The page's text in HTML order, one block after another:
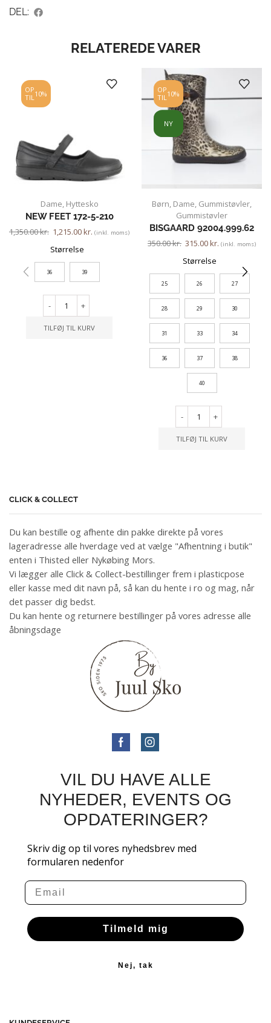
DEL:
RELATEREDE VARER
OP
TIL10%
Dame, Hyttesko
NEW FEET 172-5-210
1,350.00kr. 1,215.00kr. (inkl. moms)
Størrelse
36 39
- +
TILFØJ TIL KURV
OP
TIL10%
NY
Børn, Dame, Gummistøvler,
Gummistøvler
BISGAARD 92004.999.62
350.00kr. 315.00kr. (inkl. moms)
Størrelse
25 26 27
28 29 30
31 33 34
36 37 38
40
- +
TILFØJ TIL KURV
CLICK & COLLECT
Du kan bestille og afhente din pakke direkte på vores
lageradresse alle hverdage ved at vælge "Afhentning i butik"
enten i Thisted eller Nykøbing Mors.
Vi lægger alle Click & Collect-bestillinger frem i plasticpose
eller kasse med dit navn på, så kan du hente i ro og mag, når
det passer dig bedst.
Du kan hente og returnere bestillinger på vores adresse alle
åbningsdage
VIL DU HAVE ALLE
NYHEDER, EVENTS OG
OPDATERINGER?
Skriv dig op til vores nyhedsbrev med
formularen nedenfor
Email
Tilmeld mig
Nej, tak